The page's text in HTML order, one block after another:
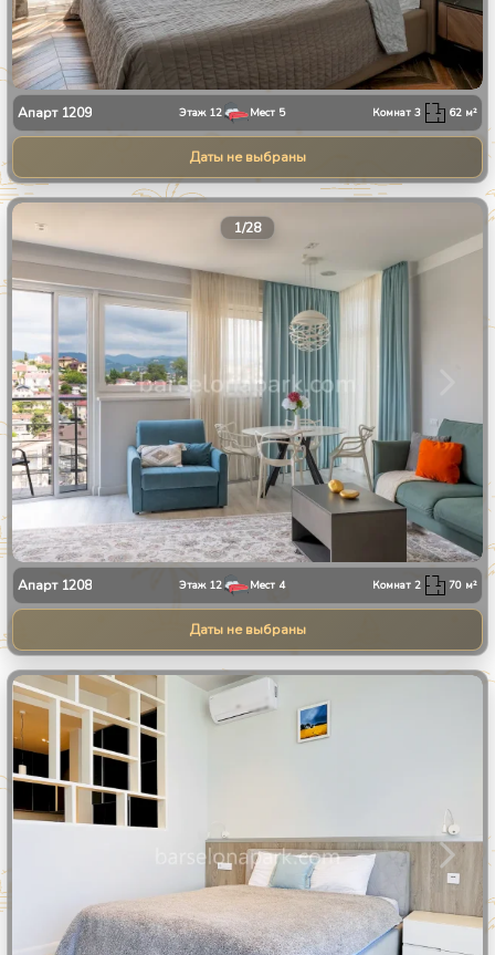
Апарт 1209 Этаж 12 Мест 5 Комнат3 62 м²
Даты не выбраны
1/28
Апарт 1208 Этаж 12 Мест 4 Комнат2 70 м²
Даты не выбраны